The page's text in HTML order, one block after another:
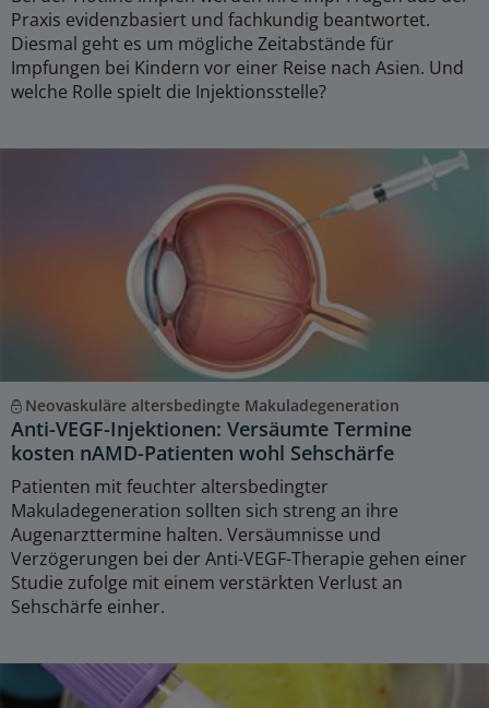
Praxis evidenzbasiert und fachkundig beantwortet.
Diesmal geht es um mögliche Zeitabstände für
Impfungen bei Kindern vor einer Reise nach Asien. Und
welche Rolle spielt die Injektionsstelle?
Neovaskuläre altersbedingte Makuladegeneration
Anti-VEGF-Injektionen: Versäumte Termine
kosten nAMD-Patienten wohl Sehschärfe
Patienten mit feuchter altersbedingter
Makuladegeneration sollten sich streng an ihre
Augenarzttermine halten. Versäumnisse und
Verzögerungen bei der Anti-VEGF-Therapie gehen einer
Studie zufolge mit einem verstärkten Verlust an
Sehschärfe einher.